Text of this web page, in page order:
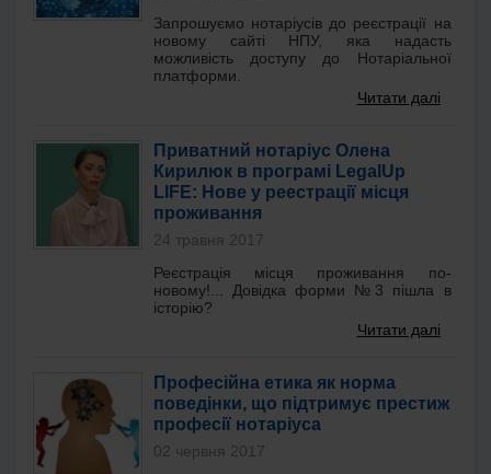
Запрошуємо нотаріусів до реєстрації на
новому сайті НПУ, яка надасть
можливість доступу до Нотаріальної
платформи.
Читати далі
Приватний нотаріус Олена
Кирилюк в програмі LegalUp
LIFE: Нове у реeстрацiї мiсця
проживання
24 травня 2017
Реєстрація місця проживання по-
новому!... Довідка форми №3 пішла в
історію?
Читати далі
Професійна етика як норма
поведінки, що підтримує престиж
професії нотаріуса
02 червня 2017